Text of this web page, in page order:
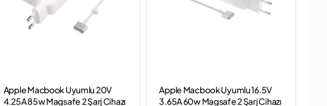
Apple Macbook Uyumlu 20V
4.25A 85w Magsafe 2 Şarj Cihazı
Apple Macbook Uyumlu 16.5V
3.65A 60w Magsafe 2 Şarj Cihazı